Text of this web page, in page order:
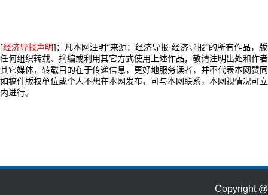
[经济导报声明]：凡本网注明“来源：经济导报·经济导报”的所有作品，
任何组织转载、摘编或利用其它方式使用上述作品，敬请注明出处和作
其它媒体，转载目的在于传递信息，更好地服务读者，并不代表本网赞
如稿件版权单位或个人不想在本网发布，可与本网联系，本网视情况可
内进行。
Copyright